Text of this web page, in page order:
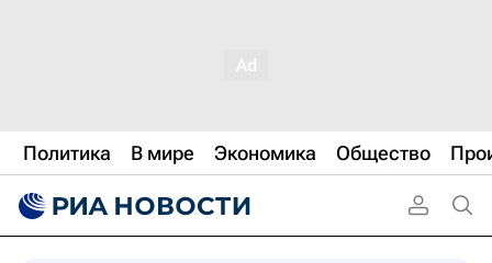
Политика В мире Экономика Общество